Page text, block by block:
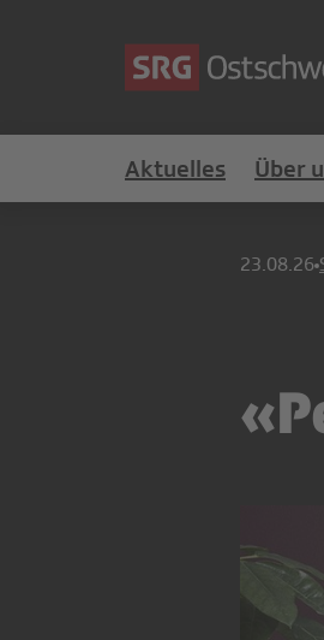
Aktuelles Über
23.08.26